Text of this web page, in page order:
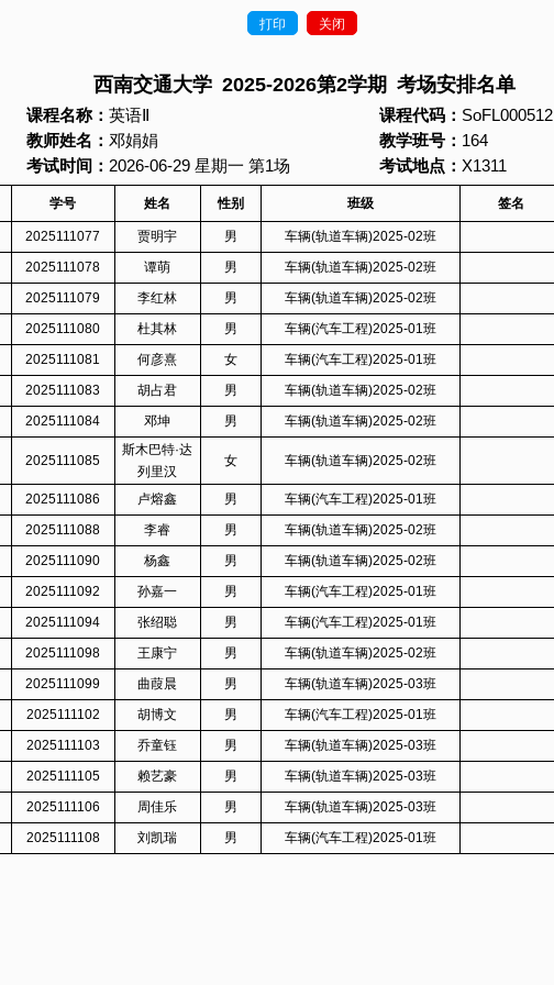
打印 关闭
西南交通大学 2025-2026第2学期 考场安排名单
课程名称： 英语Ⅱ 课程代码： SoFL000512
教师姓名： 邓娟娟 教学班号： 164
考试时间： 2026-06-29 星期一 第1场 考试地点： X1311
学号 姓名 性别 班级 签名
2025111077 贾明宇 男
车辆(轨道车辆)2025-02班
2025111078 谭萌 男
车辆(轨道车辆)2025-02班
2025111079 李红林 男
车辆(轨道车辆)2025-02班
2025111080 杜其林 男
车辆(汽车工程)2025-01班
2025111081 何彦熹 女
车辆(汽车工程)2025-01班
2025111083 胡占君 男
车辆(轨道车辆)2025-02班
2025111084 邓坤 男 车辆(轨道车辆)2025-02班
2025111085
斯木巴特·达
列里汉
女 车辆(轨道车辆)2025-02班
2025111086 卢熔鑫 男
车辆(汽车工程)2025-01班
2025111088 李睿 男
车辆(轨道车辆)2025-02班
2025111090 杨鑫 男
车辆(轨道车辆)2025-02班
2025111092 孙嘉一 男
车辆(汽车工程)2025-01班
2025111094 张绍聪 男
车辆(汽车工程)2025-01班
2025111098 王康宁 男
车辆(轨道车辆)2025-02班
2025111099 曲葭晨 男
车辆(轨道车辆)2025-03班
2025111102 胡博文 男
车辆(汽车工程)2025-01班
2025111103 乔童钰 男
车辆(轨道车辆)2025-03班
2025111105 赖艺豪 男
车辆(轨道车辆)2025-03班
2025111106 周佳乐 男
车辆(轨道车辆)2025-03班
2025111108 刘凯瑞 男 车辆(汽车工程)2025-01班